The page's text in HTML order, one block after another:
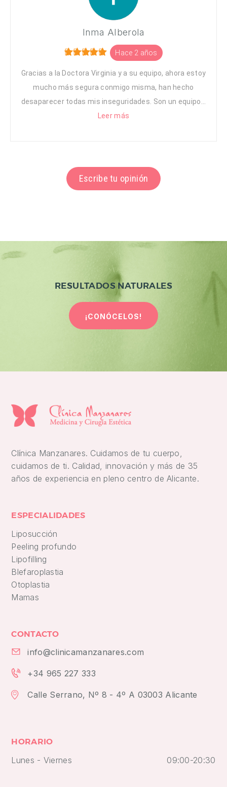
Inma Alberola
Hace 2 años
Gracias a la Doctora Virginia y a su equipo, ahora estoy
mucho más segura conmigo misma, han hecho
desaparecer todas mis inseguridades. Son un equipo...
Leer más
Escribe tu opinión
RESULTADOS NATURALES
¡CONÓCELOS!
Clínica Manzanares. Cuidamos de tu cuerpo,
cuidamos de ti. Calidad, innovación y más de 35
años de experiencia en pleno centro de Alicante.
ESPECIALIDADES
Liposucción
Peeling profundo
Lipofilling
Blefaroplastia
Otoplastia
Mamas
CONTACTO
info@clinicamanzanares.com
+34 965 227 333
Calle Serrano, Nº 8 - 4º A 03003 Alicante
HORARIO
Lunes - Viernes
09:00-20:30